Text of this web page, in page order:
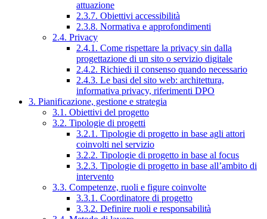
attuazione
2.3.7. Obiettivi accessibilità
2.3.8. Normativa e approfondimenti
2.4. Privacy
2.4.1. Come rispettare la privacy sin dalla
progettazione di un sito o servizio digitale
2.4.2. Richiedi il consenso quando necessario
2.4.3. Le basi del sito web: architettura,
informativa privacy, riferimenti DPO
3. Pianificazione, gestione e strategia
3.1. Obiettivi del progetto
3.2. Tipologie di progetti
3.2.1. Tipologie di progetto in base agli attori
coinvolti nel servizio
3.2.2. Tipologie di progetto in base al focus
3.2.3. Tipologie di progetto in base all’ambito di
intervento
3.3. Competenze, ruoli e figure coinvolte
3.3.1. Coordinatore di progetto
3.3.2. Definire ruoli e responsabilità